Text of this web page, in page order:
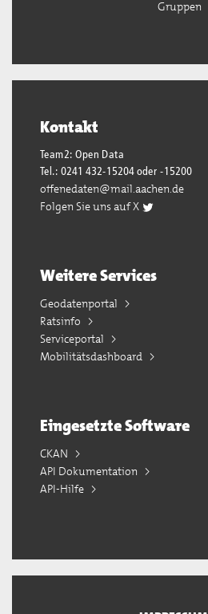
Gruppen
Kontakt
Team2: Open Data
Tel.: 0241 432-15204 oder -15200
offenedaten@mail.aachen.de
Folgen Sie uns auf X
Weitere Services
Geodatenportal
Ratsinfo
Serviceportal
Mobilitätsdashboard
Eingesetzte Software
CKAN
API Dokumentation
API-Hilfe